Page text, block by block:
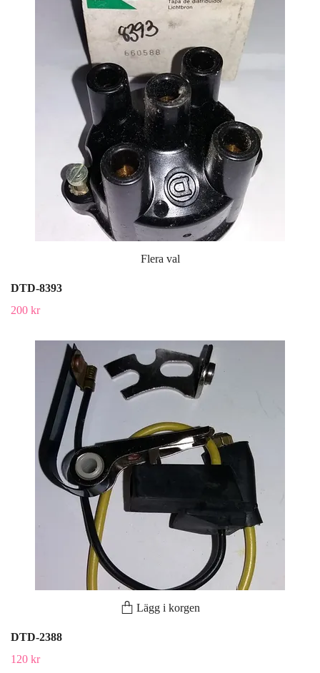
Flera val
DTD-8393
200 kr
Lägg i korgen
DTD-2388
120 kr